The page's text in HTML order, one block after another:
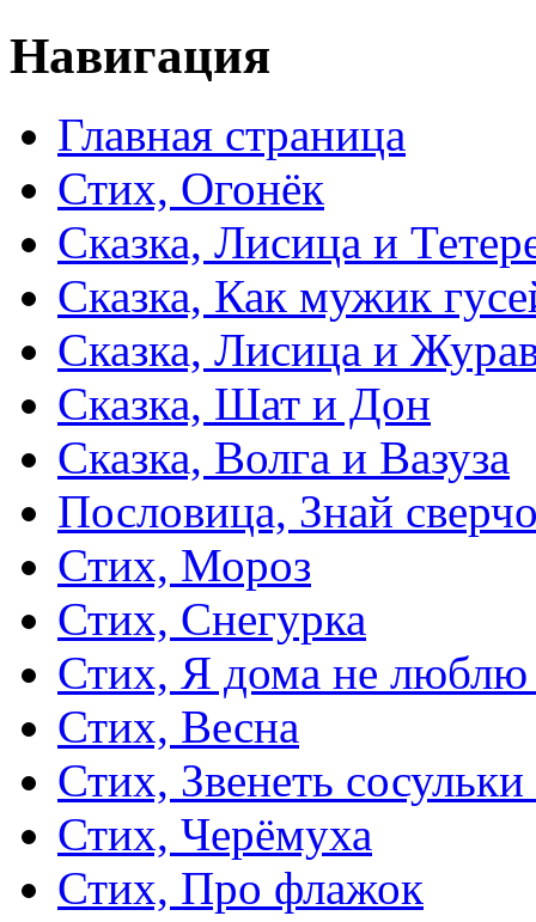
Навигация
Главная страница
Стих, Огонёк
Сказка, Лисица и
Сказка, Как мужик
Сказка, Лисица и
Сказка, Шат и Дон
Сказка, Волга и Вазуза
Пословица, Знай
Стих, Мороз
Стих, Снегурка
Стих, Я дома не люблю
Стих, Весна
Стих, Звенеть сосульки
Стих, Черёмуха
Стих, Про флажок